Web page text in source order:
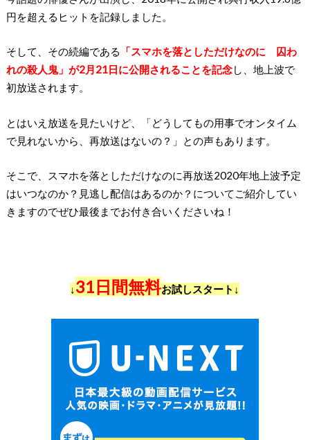
円を超えるヒットを記録しました。
そして、その続編である
「スマホを落としただけなのに 囚わ
れの殺人鬼」が2月21日に公開されることを記念し、地上波で
初放送されます。
とはいえ放送を見たいけど、「どうしてもの用事でオンタイム
で見れないから、再放送はないの？」との声もあります。
そこで、スマホを落としただけなのに再放送2020年地上波予定
はいつなのか？見逃し配信はあるのか？についてご紹介してい
きますのでぜひ最後までお付き合いくださいね！
↓31日間無料お試しスタート↓